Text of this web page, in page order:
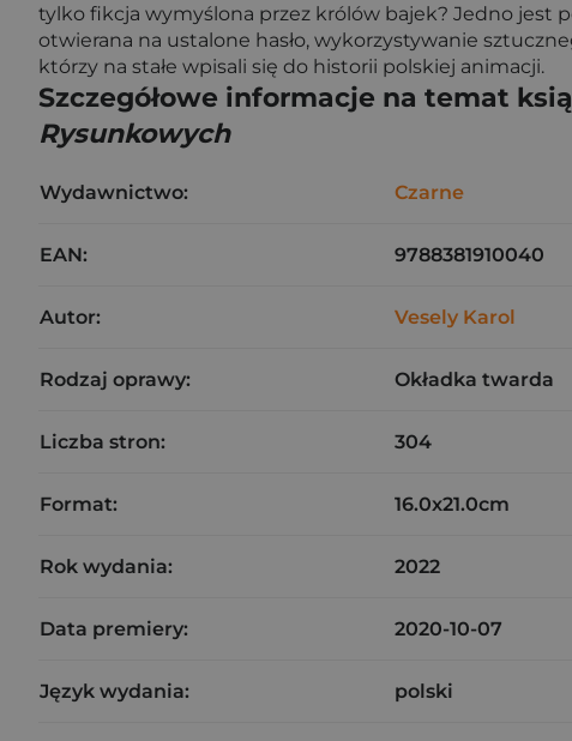
tylko fikcja wymyślona przez królów bajek? Jedno jest
otwierana na ustalone hasło, wykorzystywanie
którzy na stałe wpisali się do historii polskiej animacji.
Szczegółowe informacje na temat
Rysunkowych
Wydawnictwo: Czarne
EAN: 9788381910040
Autor: Vesely Karol
Rodzaj oprawy: Okładka twarda
Liczba stron: 304
Format: 16.0x21.0cm
Rok wydania: 2022
Data premiery: 2020-10-07
Język wydania: polski